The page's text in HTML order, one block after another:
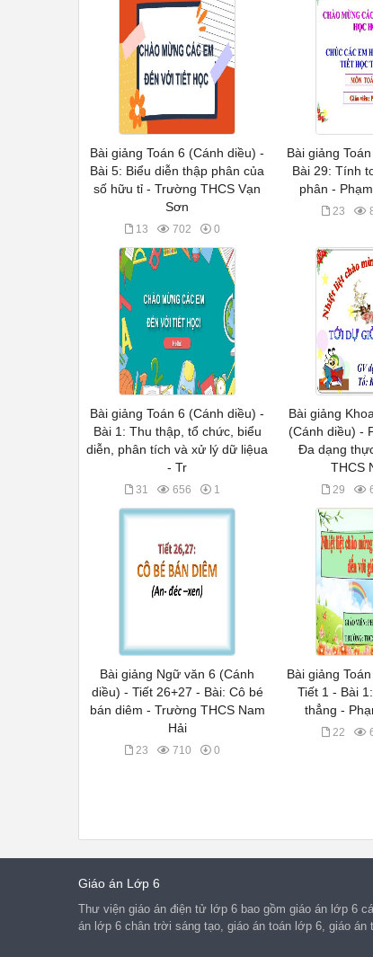
Bài giảng Toán 6 (Cánh diều) -
Bài 5: Biểu diễn thập phân của
số hữu tỉ - Trường THCS Vạn
Sơn
13 702 0
Bài giảng
Bài 29: Tính
phân -
23
Bài giảng Toán 6 (Cánh diều) -
Bài 1: Thu thập, tổ chức, biểu
diễn, phân tích và xử lý dữ liệua
- Tr
31 656 1
Bài giảng
(Cánh diều) -
Đa dạng
THCS
29
Bài giảng Ngữ văn 6 (Cánh
diều) - Tiết 26+27 - Bài: Cô bé
bán diêm - Trường THCS Nam
Hải
23 710 0
Bài giảng
Tiết 1 - Bài
thẳng -
22
Giáo án Lớp 6
Thư viện giáo án điện tử lớp 6 bao gồm giáo án lớp 6
án lớp 6 chân trời sáng tạo, giáo án toán lớp 6, giáo án